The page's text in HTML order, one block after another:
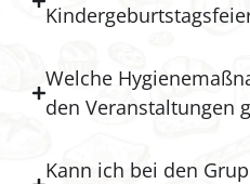
Welche
den Veranstaltungen
Kann ich bei den